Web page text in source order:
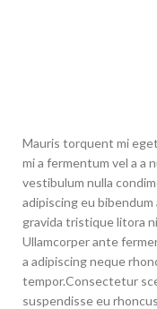
Mauris torquent mi
mi a fermentum vel a a
vestibulum nulla
adipiscing eu
gravida tristique litora
Ullamcorper ante
a adipiscing neque
tempor.Consectetur
suspendisse eu